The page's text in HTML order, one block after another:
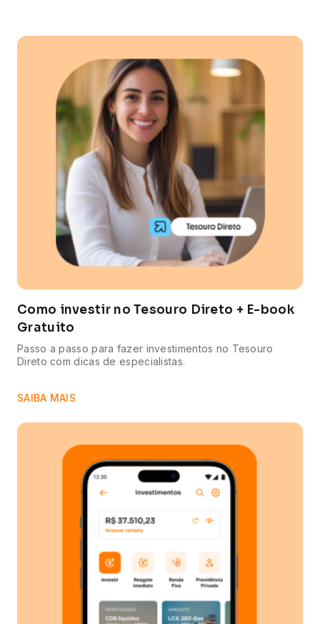
Como investir no Tesouro Direto + E-book
Gratuito
Passo a passo para fazer investimentos no Tesouro
Direto com dicas de especialistas.
SAIBA MAIS